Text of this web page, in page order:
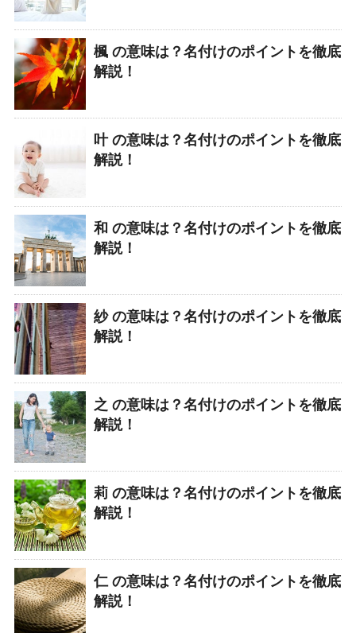
楓 の意味は？名付けのポイントを徹底
解説！
叶 の意味は？名付けのポイントを徹底
解説！
和 の意味は？名付けのポイントを徹底
解説！
紗 の意味は？名付けのポイントを徹底
解説！
之 の意味は？名付けのポイントを徹底
解説！
莉 の意味は？名付けのポイントを徹底
解説！
仁 の意味は？名付けのポイントを徹底
解説！